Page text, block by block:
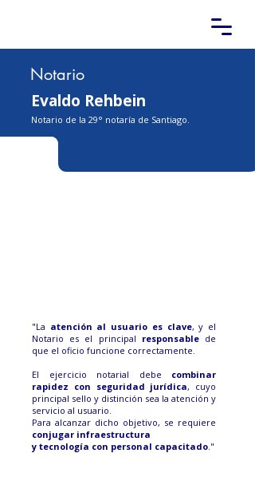
Notario
Evaldo Rehbein
Notario de la 29° notaría de Santiago.
"La atención al usuario es clave, y el
Notario es el principal responsablede
que el oficio funcione correctamente.
El ejercicio notarial debe combinar
rapidez con seguridad jurídica, cuyo
principal sello y distinción sea la atención y
servicio al usuario.
Para alcanzar dicho objetivo, se requiere
conjugar infraestructura
y tecnología con personal capacitado."